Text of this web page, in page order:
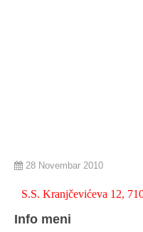
28 Novembar 2010
S.S. Kranjčevićeva 12,
Info meni